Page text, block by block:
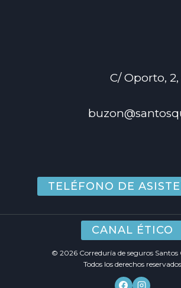
C/ Oporto, 2,
TELÉFONO DE
CANAL ÉTICO
© 2026 Correduría de seguros
Todos los derechos reservados